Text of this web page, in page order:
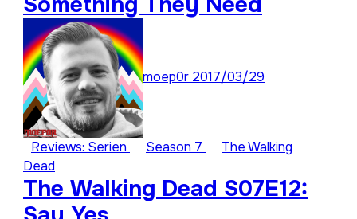
moep0r 2017/03/29
Reviews: Serien Season 7
The Walking
Dead
The Walking Dead S07E12: